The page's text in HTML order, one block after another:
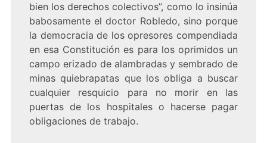
bien los derechos colectivos”, como lo insinúa
babosamente el doctor Robledo, sino porque
la democracia de los opresores compendiada
en esa Constitución es para los oprimidos un
campo erizado de alambradas y sembrado de
minas quiebrapatas que los obliga a buscar
cualquier resquicio para no morir en las
puertas de los hospitales o hacerse pagar
obligaciones de trabajo.